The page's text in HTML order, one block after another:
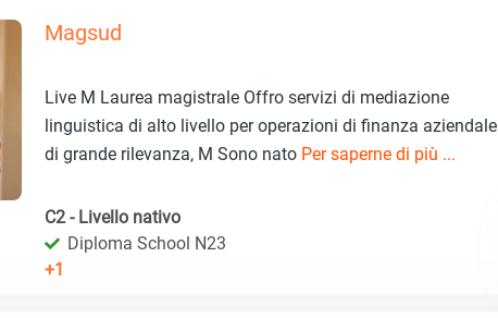
Magsud
Live M Laurea magistrale Offro servizi di mediazione
linguistica di alto livello per operazioni di finanza aziendale
di grande rilevanza, M Sono nato Per saperne di più ...
C2 - Livello nativo
Diploma School N23
+1